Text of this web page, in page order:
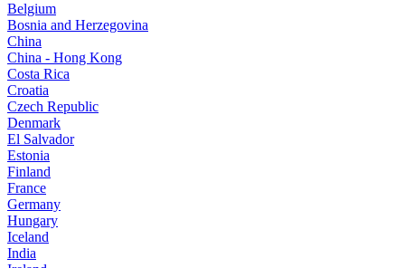
Belgium
Bosnia and Herzegovina
China
China - Hong Kong
Costa Rica
Croatia
Czech Republic
Denmark
El Salvador
Estonia
Finland
France
Germany
Hungary
Iceland
India